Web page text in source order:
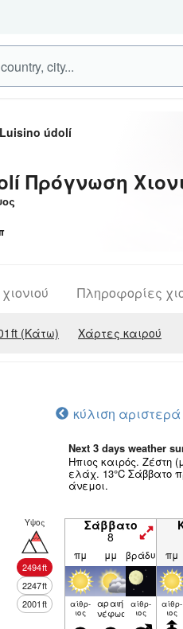
údolí
Πρόγνωση
Πληροφορίες
ft (Κάτω) Χάρτες καιρού
κύλιση
Next 3 days weather
Ηπιος καιρός. Ζέστη
ελάχ. 13°C Σάββατο
άνεμοι.
Υψος
2494ft
2247ft
2001ft
Σάββατο
8
πμ μμ βράδυ πμ
αίθρ­
ιος
αραιή
νέφωση
αίθρ­
ιος
αίθρ­
ιος